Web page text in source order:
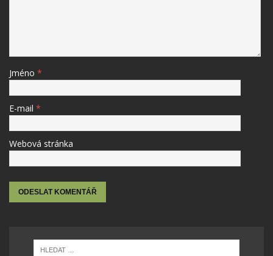
Jméno *
E-mail *
Webová stránka